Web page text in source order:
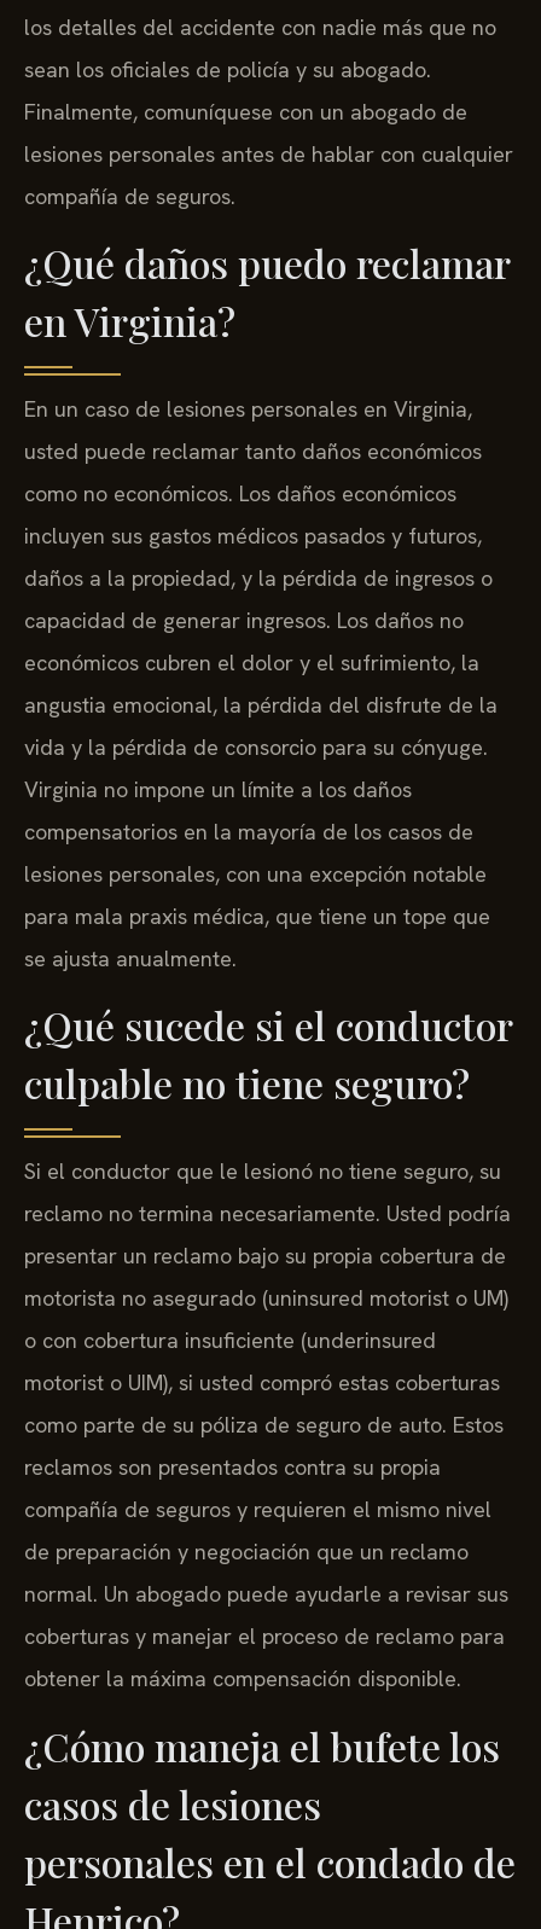
los detalles del accidente con nadie más que no
sean los oficiales de policía y su abogado.
Finalmente, comuníquese con un abogado de
lesiones personales antes de hablar con cualquier
compañía de seguros.
¿Qué daños puedo reclamar
en Virginia?
En un caso de lesiones personales en Virginia,
usted puede reclamar tanto daños económicos
como no económicos. Los daños económicos
incluyen sus gastos médicos pasados y futuros,
daños a la propiedad, y la pérdida de ingresos o
capacidad de generar ingresos. Los daños no
económicos cubren el dolor y el sufrimiento, la
angustia emocional, la pérdida del disfrute de la
vida y la pérdida de consorcio para su cónyuge.
Virginia no impone un límite a los daños
compensatorios en la mayoría de los casos de
lesiones personales, con una excepción notable
para mala praxis médica, que tiene un tope que
se ajusta anualmente.
¿Qué sucede si el conductor
culpable no tiene seguro?
Si el conductor que le lesionó no tiene seguro, su
reclamo no termina necesariamente. Usted podría
presentar un reclamo bajo su propia cobertura de
motorista no asegurado (uninsured motorist o UM)
o con cobertura insuficiente (underinsured
motorist o UIM), si usted compró estas coberturas
como parte de su póliza de seguro de auto. Estos
reclamos son presentados contra su propia
compañía de seguros y requieren el mismo nivel
de preparación y negociación que un reclamo
normal. Un abogado puede ayudarle a revisar sus
coberturas y manejar el proceso de reclamo para
obtener la máxima compensación disponible.
¿Cómo maneja el bufete los
casos de lesiones
personales en el condado de